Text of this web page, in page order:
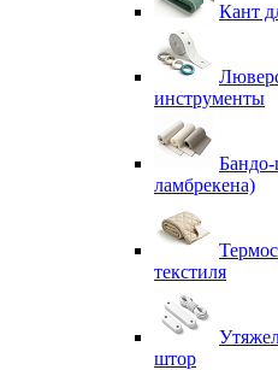
Кант
инструменты
Бандо-
ламбрекена)
текстиля
штор